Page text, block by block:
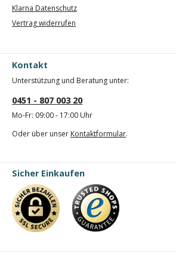
Klarna Datenschutz
Vertrag widerrufen
Kontakt
Unterstützung und Beratung unter:
0451 - 807 003 20
Mo-Fr: 09:00 - 17:00 Uhr
Oder über unser Kontaktformular.
Sicher Einkaufen